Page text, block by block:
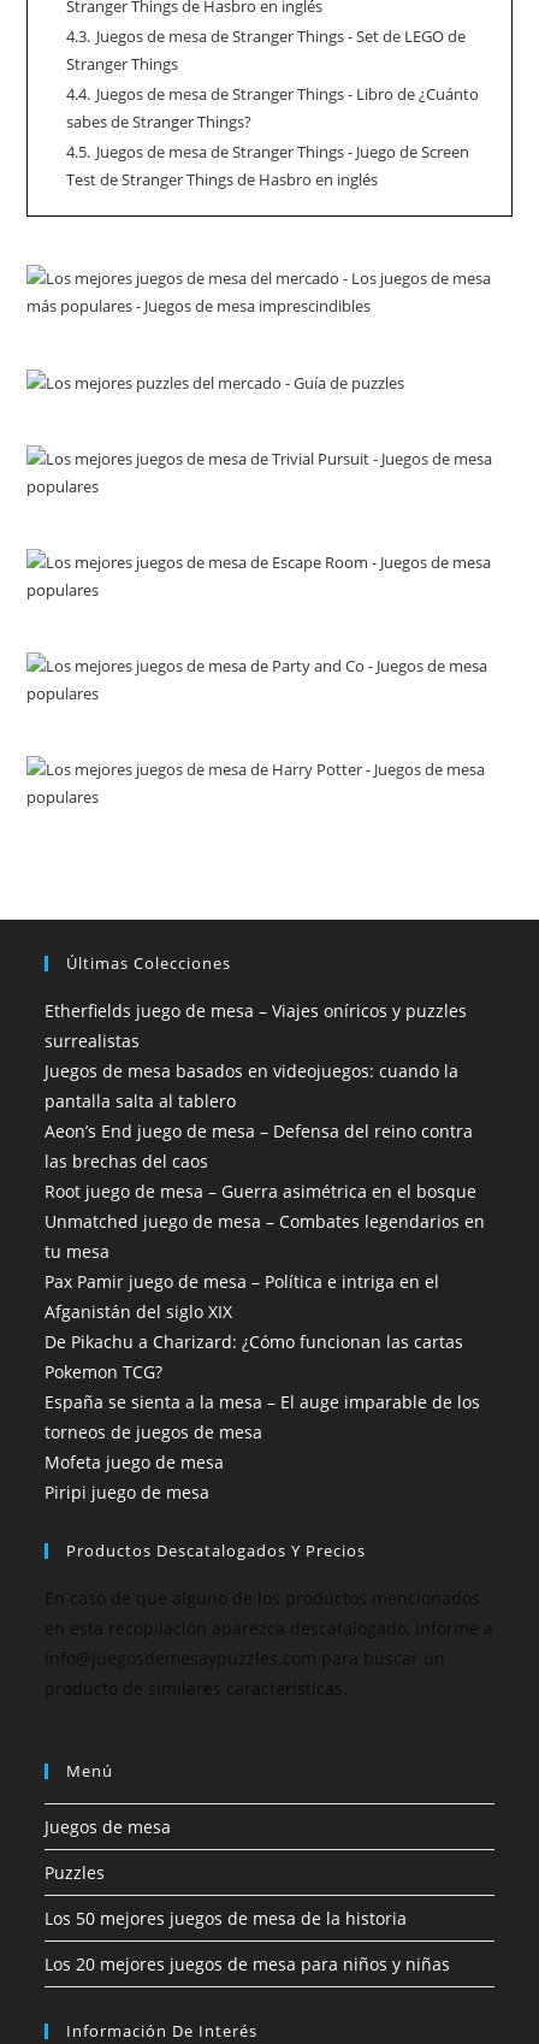
Stranger Things de Hasbro en inglés
4.3. Juegos de mesa de Stranger Things - Set de LEGO de
Stranger Things
4.4. Juegos de mesa de Stranger Things - Libro de ¿Cuánto
sabes de Stranger Things?
4.5. Juegos de mesa de Stranger Things - Juego de Screen
Test de Stranger Things de Hasbro en inglés
Últimas Colecciones
Etherfields juego de mesa – Viajes oníricos y puzzles
surrealistas
Juegos de mesa basados en videojuegos: cuando la
pantalla salta al tablero
Aeon’s End juego de mesa – Defensa del reino contra
las brechas del caos
Root juego de mesa – Guerra asimétrica en el bosque
Unmatched juego de mesa – Combates legendarios en
tu mesa
Pax Pamir juego de mesa – Política e intriga en el
Afganistán del siglo XIX
De Pikachu a Charizard: ¿Cómo funcionan las cartas
Pokemon TCG?
España se sienta a la mesa – El auge imparable de los
torneos de juegos de mesa
Mofeta juego de mesa
Piripi juego de mesa
Productos Descatalogados Y Precios
En caso de que alguno de los productos mencionados
en esta recopilación aparezca descatalogado, informe a
info@juegosdemesaypuzzles.com para buscar un
producto de similares características.
Menú
Juegos de mesa
Puzzles
Los 50 mejores juegos de mesa de la historia
Los 20 mejores juegos de mesa para niños y niñas
Información De Interés